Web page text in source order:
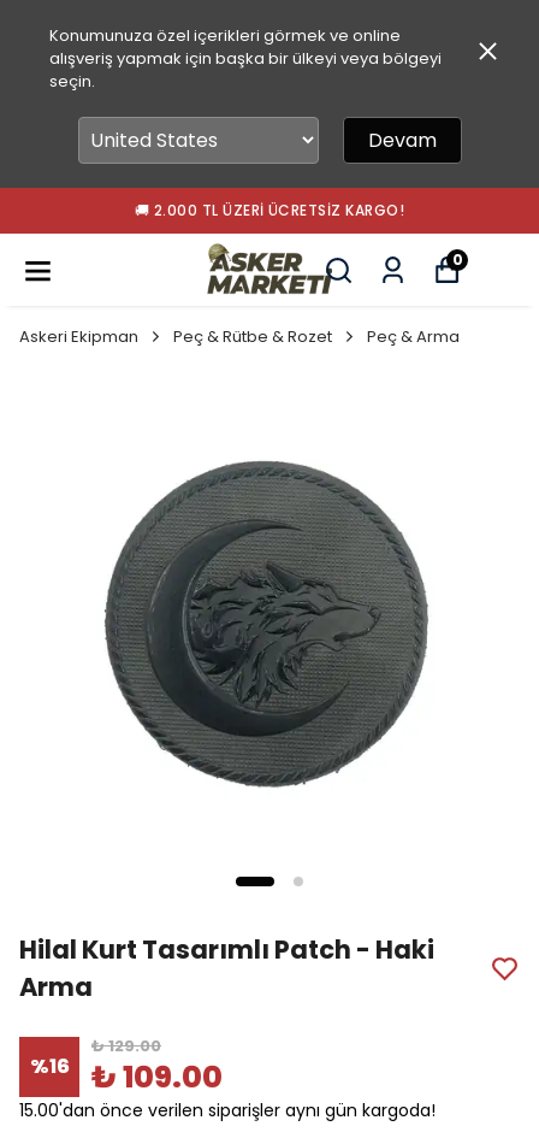
Konumunuza özel içerikleri görmek ve online
alışveriş yapmak için başka bir ülkeyi veya bölgeyi
seçin.
Devam
🚚 2.000 TL ÜZERI ÜCRETSIZ KARGO!
0
Askeri Ekipman Peç & Rütbe & Rozet Peç & Arma
Hilal Kurt Tasarımlı Patch - Haki
Arma
%16
₺ 129.00
₺ 109.00
15.00'dan önce verilen siparişler aynı gün kargoda!